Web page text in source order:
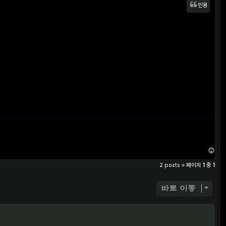
인용
2 posts » 페이지 1 중 1
바로 이동